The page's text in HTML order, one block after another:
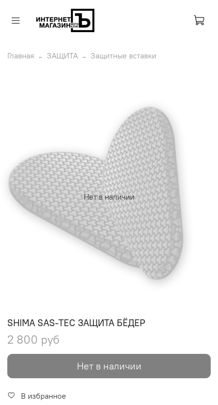
Главная ЗАЩИТА Защитные вставки
Нет в наличии
SHIMA SAS-TEC ЗАЩИТА БЁДЕР
2 800 руб
Нет в наличии
В избранное